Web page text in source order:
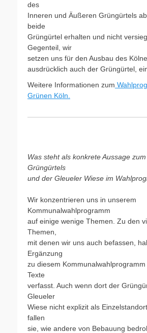
des
Inneren und Äußeren Grüngürtels
beide
Grüngürtel erhalten und nicht
Gegenteil, wir
setzen uns für den Ausbau des
ausdrücklich auch der Grüngürtel,
Weitere Informationen zum
Grünen Köln.
Was steht als konkrete Aussage
Grüngürtels
und der Gleueler Wiese im
Wir konzentrieren uns in unserem
Kommunalwahlprogramm
auf einige wenige Themen. Zu den
Themen,
mit denen wir uns auch befassen,
Ergänzung
zu diesem
Texte
verfasst. Auch wenn dort der
Gleueler
Wiese nicht explizit als
fallen
sie, wie andere von Bebauung